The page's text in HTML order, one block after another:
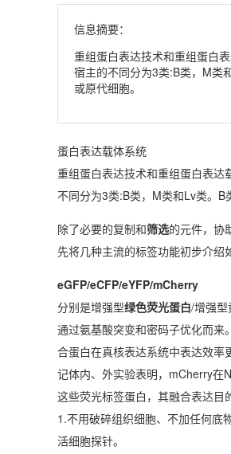
信息摘要：
重组蛋白表达技术和重组蛋白
宿主的不同分为3类:B类，M类
或原代细胞。
蛋白表达载体系统
重组蛋白表达技术和重组蛋白表
不同分为3类:B类，M类和Lv类。B
除了必要的复制和筛选的元件，协
先将几种主流的标签功能初步介绍
eGFP/eCFP/eYFP/mCherry
分别是增强型绿色荧光蛋白/增强型
通过氨基酸突变和密码子优化而
合蛋白在真核表达系统中表达效率
记体内、外实验表明，mCherry在
这些荧光标签蛋白，其融合表达目
1.不用破碎组织细胞、不加任何底
活细胞探针。